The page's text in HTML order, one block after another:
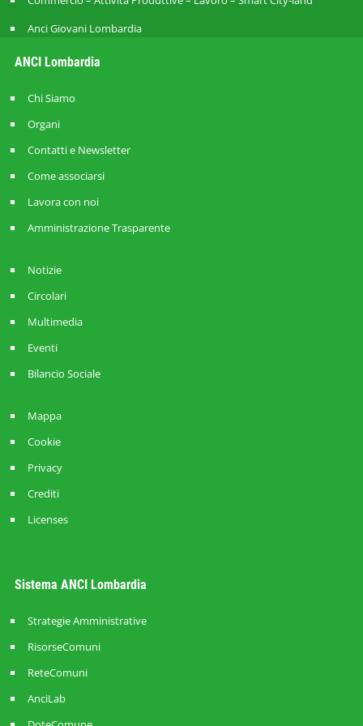
Anci Giovani Lombardia
ANCI Lombardia
Chi Siamo
Organi
Contatti e Newsletter
Come associarsi
Lavora con noi
Amministrazione Trasparente
Notizie
Circolari
Multimedia
Eventi
Bilancio Sociale
Mappa
Cookie
Privacy
Crediti
Licenses
Sistema ANCI Lombardia
Strategie Amministrative
RisorseComuni
ReteComuni
AnciLab